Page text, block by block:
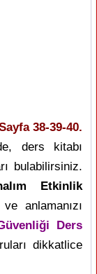
38-39-40.
ders kitabı
bulabilirsiniz.
Etkinlik
anlamanızı
Ders
dikkatlice